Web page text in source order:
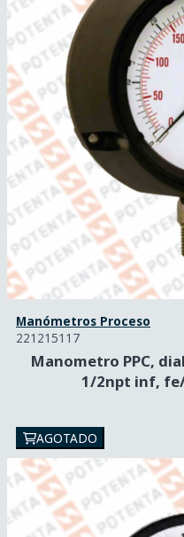
Manómetros Proceso
221215117
Manometro PPC,
1/2npt inf,
AGOTADO